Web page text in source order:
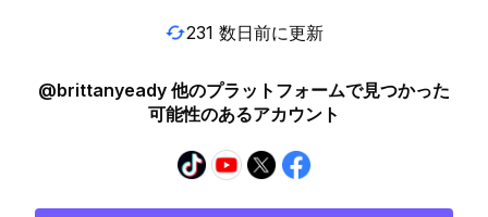
231 数日前に更新
@brittanyeady 他のプラットフォームで見つかった
可能性のあるアカウント